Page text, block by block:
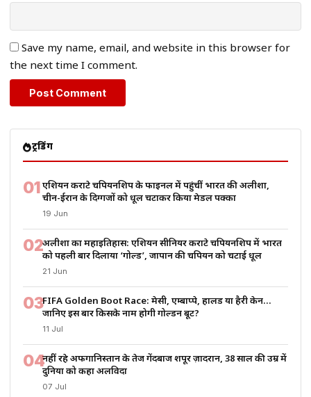
Save my name, email, and website in this browser for
the next time I comment.
ट्रेंडिंग
01एशियन कराटे चैंपियनशिप के फाइनल में पहुंचीं भारत की अलीशा,
चीन-ईरान के दिग्गजों को धूल चटाकर किया मेडल पक्का
19 Jun
02अलीशा का महाइतिहास: एशियन सीनियर कराटे चैंपियनशिप में भारत
को पहली बार दिलाया ‘गोल्ड’, जापान की चैंपियन को चटाई धूल
21 Jun
03FIFA Golden Boot Race: मेसी, एम्बाप्पे, हालैंड या हैरी केन…
जानिए इस बार किसके नाम होगी गोल्डन बूट?
11 Jul
04नहीं रहे अफगानिस्तान के तेज गेंदबाज शपूर ज़ादरान, 38 साल की उम्र में
दुनिया को कहा अलविदा
07 Jul